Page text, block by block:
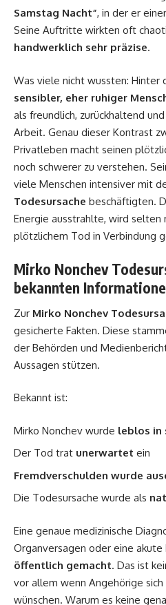
Samstag Nacht“, in der er
Seine Auftritte wirkten oft
handwerklich sehr präzise.
Was viele nicht wussten: Hinter
sensibler, eher ruhiger
als freundlich, zurückhaltend
Arbeit. Genau dieser Kontrast
Privatleben macht seinen
noch schwerer zu verstehen.
viele Menschen intensiver mit
Todesursache beschäftigten.
Energie ausstrahlte, wird selten
plötzlichem Tod in Verbindung
Mirko Nonchev
bekannten
Zur Mirko Nonchev
gesicherte Fakten. Diese
der Behörden und
Aussagen stützen.
Bekannt ist:
Mirko Nonchev wurde leblos in
Der Tod trat unerwartet ein
Fremdverschulden wurde
Die Todesursache wurde als
Eine genaue medizinische
Organversagen oder eine akute
öffentlich gemacht. Das ist
vor allem wenn Angehörige
wünschen. Warum es keine